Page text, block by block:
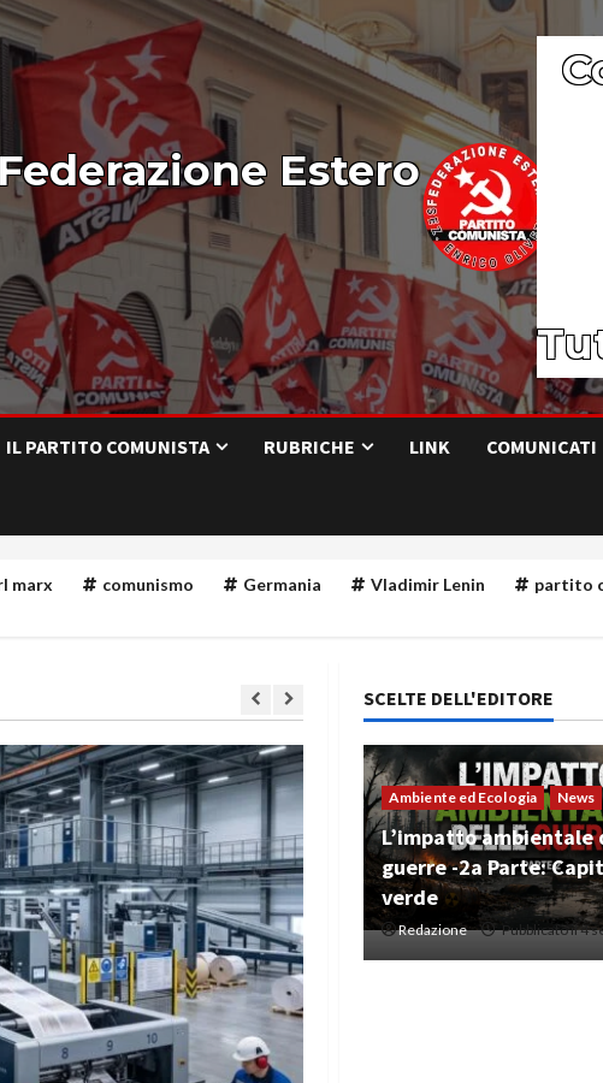
Estero
IL PARTITO COMUNISTA RUBRICHE LINK COMUNICATI
marx comunismo Germania Vladimir Lenin partito
SCELTE DELL'EDITORE
Ambiente ed Ecologia News
L’impatto ambientale
guerre -2a Parte:
verde
Redazione Pubblicato il 4